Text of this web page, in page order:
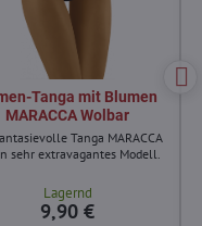
Tanga mit Blumen
MARACCA Wolbar
Tanga MARACCA
sehr extravagantes Modell.
Lagernd
9,90 €